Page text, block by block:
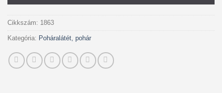
Cikkszám: 1863
Kategória: Poháralátét, pohár